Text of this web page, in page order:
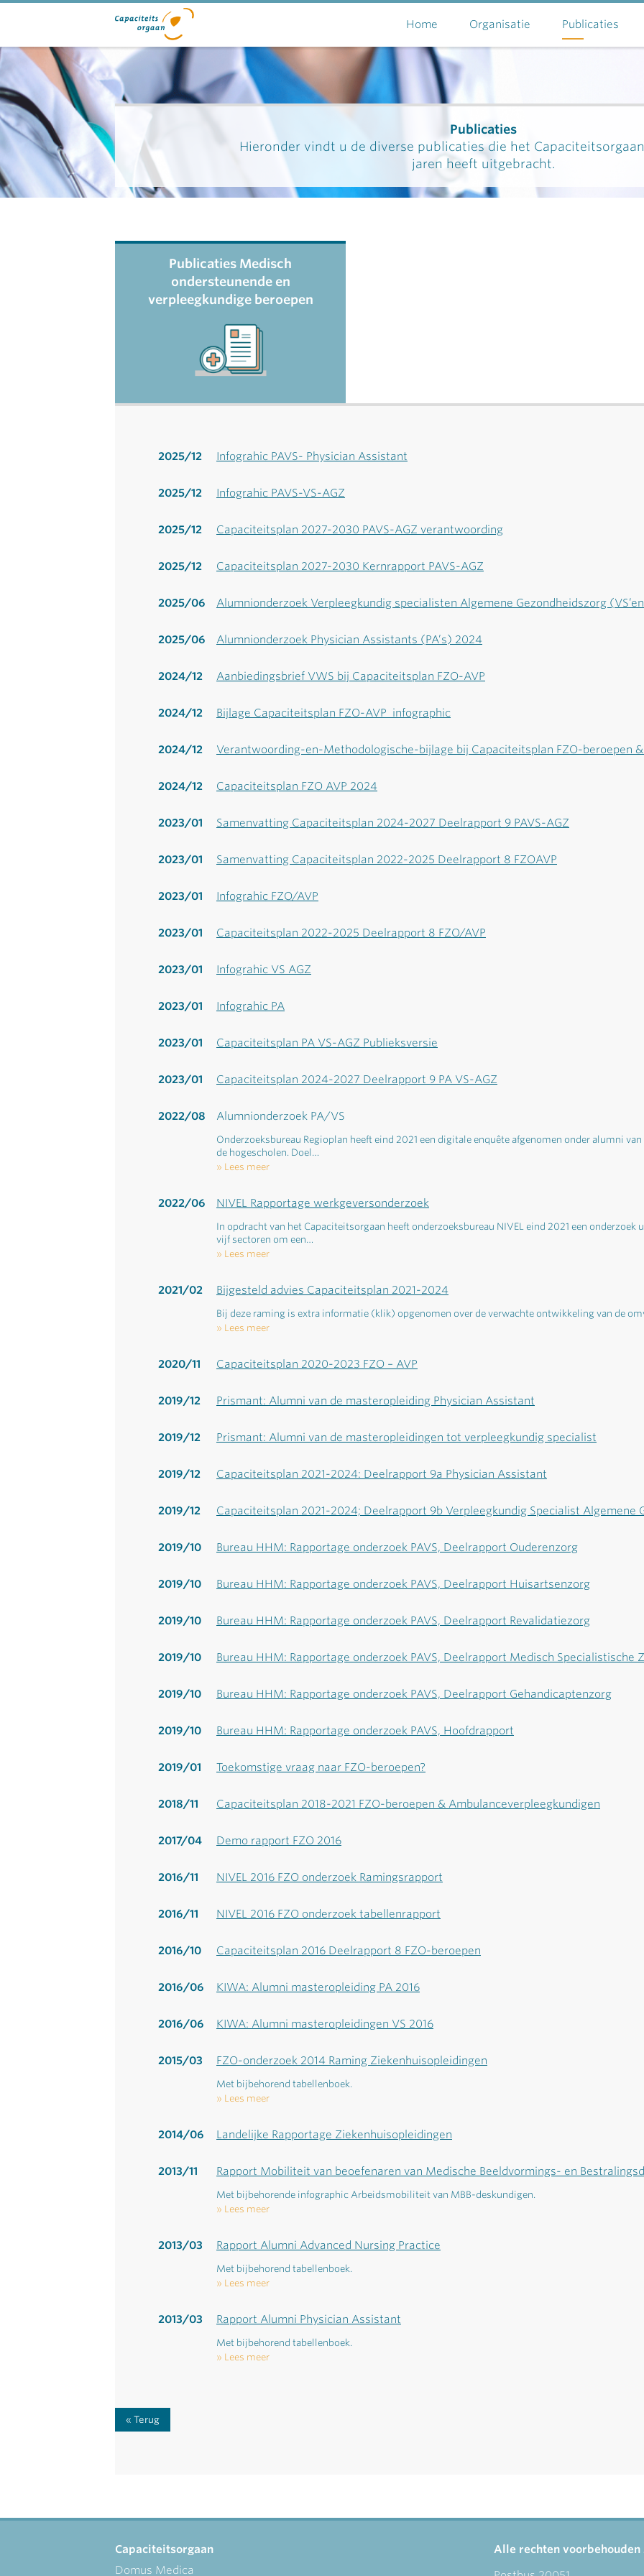
Home Organisatie Publicaties
Publicaties
Hieronder vindt u de diverse publicaties die het
jaren heeft uitgebracht.
Publicaties Medisch
ondersteunende en
verpleegkundige beroepen
2025/12 Infograhic PAVS- Physician Assistant
2025/12 Infograhic PAVS-VS-AGZ
2025/12 Capaciteitsplan 2027-2030 PAVS-AGZ verantwoording
2025/12 Capaciteitsplan 2027-2030 Kernrapport PAVS-AGZ
2025/06 Alumnionderzoek Verpleegkundig specialisten Algemene Gezondheidszorg
2025/06 Alumnionderzoek Physician Assistants (PA’s) 2024
2024/12 Aanbiedingsbrief VWS bij Capaciteitsplan FZO-AVP
2024/12 Bijlage Capaciteitsplan FZO-AVP_infographic
2024/12 Verantwoording-en-Methodologische-bijlage bij Capaciteitsplan FZO-beroepen
2024/12 Capaciteitsplan FZO AVP 2024
2023/01 Samenvatting Capaciteitsplan 2024-2027 Deelrapport 9 PAVS-AGZ
2023/01 Samenvatting Capaciteitsplan 2022-2025 Deelrapport 8 FZOAVP
2023/01 Infograhic FZO/AVP
2023/01 Capaciteitsplan 2022-2025 Deelrapport 8 FZO/AVP
2023/01 Infograhic VS AGZ
2023/01 Infograhic PA
2023/01 Capaciteitsplan PA VS-AGZ Publieksversie
2023/01 Capaciteitsplan 2024-2027 Deelrapport 9 PA VS-AGZ
2022/08 Alumnionderzoek PA/VS
Onderzoeksbureau Regioplan heeft eind 2021 een digitale enquête afgenomen onder alumni
de hogescholen. Doel…
Lees meer
2022/06 NIVEL Rapportage werkgeversonderzoek
In opdracht van het Capaciteitsorgaan heeft onderzoeksbureau NIVEL eind 2021 een
vijf sectoren om een…
Lees meer
2021/02 Bijgesteld advies Capaciteitsplan 2021-2024
Bij deze raming is extra informatie (klik) opgenomen over de verwachte ontwikkeling van de
Lees meer
2020/11 Capaciteitsplan 2020-2023 FZO – AVP
2019/12 Prismant: Alumni van de masteropleiding Physician Assistant
2019/12 Prismant: Alumni van de masteropleidingen tot verpleegkundig specialist
2019/12 Capaciteitsplan 2021-2024: Deelrapport 9a Physician Assistant
2019/12 Capaciteitsplan 2021-2024; Deelrapport 9b Verpleegkundig Specialist Algemene
2019/10 Bureau HHM: Rapportage onderzoek PAVS, Deelrapport Ouderenzorg
2019/10 Bureau HHM: Rapportage onderzoek PAVS, Deelrapport Huisartsenzorg
2019/10 Bureau HHM: Rapportage onderzoek PAVS, Deelrapport Revalidatiezorg
2019/10 Bureau HHM: Rapportage onderzoek PAVS, Deelrapport Medisch Specialistische
2019/10 Bureau HHM: Rapportage onderzoek PAVS, Deelrapport Gehandicaptenzorg
2019/10 Bureau HHM: Rapportage onderzoek PAVS, Hoofdrapport
2019/01 Toekomstige vraag naar FZO-beroepen?
2018/11 Capaciteitsplan 2018-2021 FZO-beroepen & Ambulanceverpleegkundigen
2017/04 Demo rapport FZO 2016
2016/11 NIVEL 2016 FZO onderzoek Ramingsrapport
2016/11 NIVEL 2016 FZO onderzoek tabellenrapport
2016/10 Capaciteitsplan 2016 Deelrapport 8 FZO-beroepen
2016/06 KIWA: Alumni masteropleiding PA 2016
2016/06 KIWA: Alumni masteropleidingen VS 2016
2015/03 FZO-onderzoek 2014 Raming Ziekenhuisopleidingen
Met bijbehorend tabellenboek.
Lees meer
2014/06 Landelijke Rapportage Ziekenhuisopleidingen
2013/11 Rapport Mobiliteit van beoefenaren van Medische Beeldvormings- en
Met bijbehorende infographic Arbeidsmobiliteit van MBB-deskundigen.
Lees meer
2013/03 Rapport Alumni Advanced Nursing Practice
Met bijbehorend tabellenboek.
Lees meer
2013/03 Rapport Alumni Physician Assistant
Met bijbehorend tabellenboek.
Lees meer
Terug
Capaciteitsorgaan
Domus Medica
Alle rechten voorbehouden